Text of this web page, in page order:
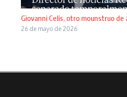
Giovanni Celis, otro mounstruo de
26 de mayo de 2026